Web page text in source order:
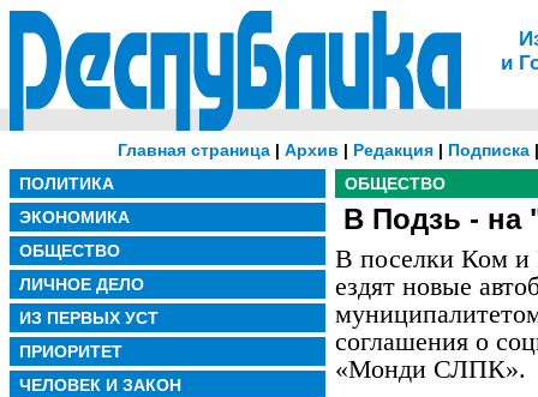
и
Главная страница | Архив | Редакция | Подписка
ПОЛИТИКА
ЭКОНОМИКА
ОБЩЕСТВО
ЛИЧНОЕ ДЕЛО
ИЗ ПЕРВЫХ УСТ
ПРИОРИТЕТ
ЧЕЛОВЕК И ЗАКОН
ОБЩЕСТВО
В Подзь - на
В поселки Ком и
ездят новые
соглашения о
«Монди СЛПК».